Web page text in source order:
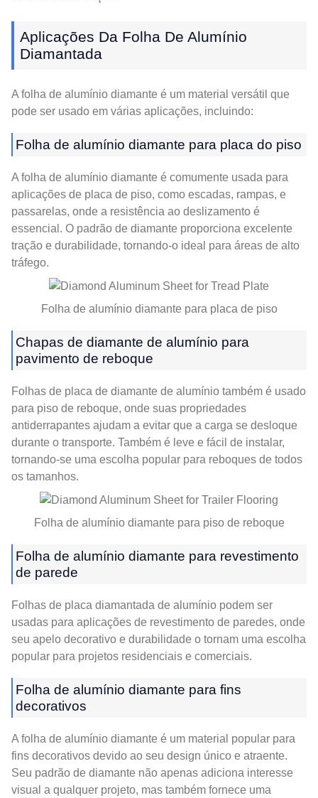
Aplicações Da Folha De Alumínio
Diamantada
A folha de alumínio diamante é um material versátil que
pode ser usado em várias aplicações, incluindo:
Folha de alumínio diamante para placa do piso
A folha de alumínio diamante é comumente usada para
aplicações de placa de piso, como escadas, rampas, e
passarelas, onde a resistência ao deslizamento é
essencial. O padrão de diamante proporciona excelente
tração e durabilidade, tornando-o ideal para áreas de alto
tráfego.
Folha de alumínio diamante para placa de piso
Chapas de diamante de alumínio para
pavimento de reboque
Folhas de placa de diamante de alumínio também é usado
para piso de reboque, onde suas propriedades
antiderrapantes ajudam a evitar que a carga se desloque
durante o transporte. Também é leve e fácil de instalar,
tornando-se uma escolha popular para reboques de todos
os tamanhos.
Folha de alumínio diamante para piso de reboque
Folha de alumínio diamante para revestimento
de parede
Folhas de placa diamantada de alumínio podem ser
usadas para aplicações de revestimento de paredes, onde
seu apelo decorativo e durabilidade o tornam uma escolha
popular para projetos residenciais e comerciais.
Folha de alumínio diamante para fins
decorativos
A folha de alumínio diamante é um material popular para
fins decorativos devido ao seu design único e atraente.
Seu padrão de diamante não apenas adiciona interesse
visual a qualquer projeto, mas também fornece uma